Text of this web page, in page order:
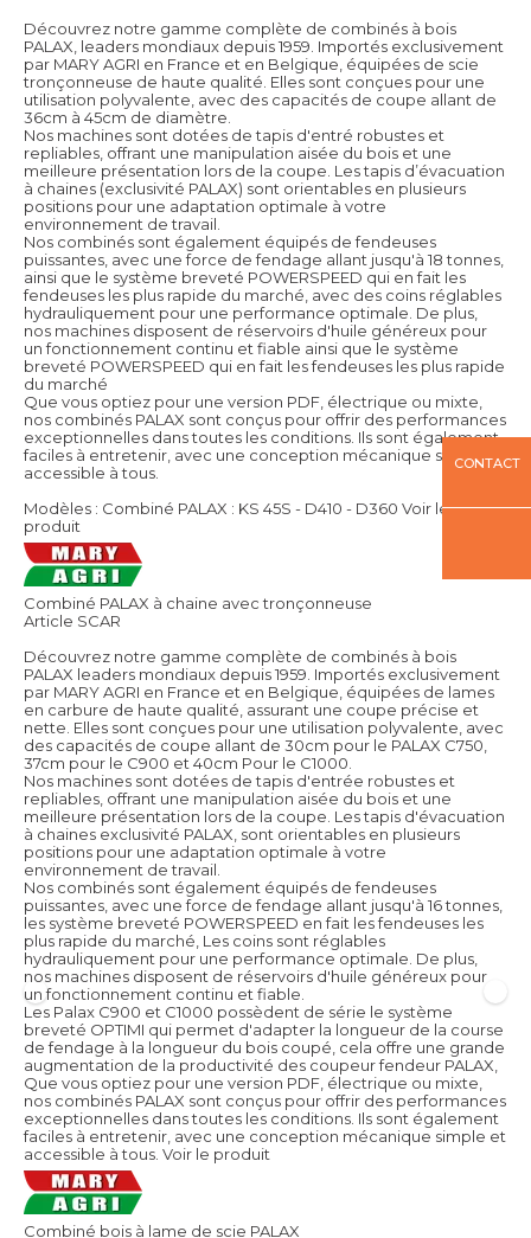
Découvrez notre gamme complète de combinés à bois
PALAX, leaders mondiaux depuis 1959. Importés exclusivement
par MARY AGRI en France et en Belgique, équipées de scie
tronçonneuse de haute qualité. Elles sont conçues pour une
utilisation polyvalente, avec des capacités de coupe allant de
36cm à 45cm de diamètre.
Nos machines sont dotées de tapis d'entré robustes et
repliables, offrant une manipulation aisée du bois et une
meilleure présentation lors de la coupe. Les tapis d’évacuation
à chaines (exclusivité PALAX) sont orientables en plusieurs
positions pour une adaptation optimale à votre
environnement de travail.
Nos combinés sont également équipés de fendeuses
puissantes, avec une force de fendage allant jusqu'à 18 tonnes,
ainsi que le système breveté POWERSPEED qui en fait les
fendeuses les plus rapide du marché, avec des coins réglables
hydrauliquement pour une performance optimale. De plus,
nos machines disposent de réservoirs d'huile généreux pour
un fonctionnement continu et fiable ainsi que le système
breveté POWERSPEED qui en fait les fendeuses les plus rapide
du marché
Que vous optiez pour une version PDF, électrique ou mixte,
nos combinés PALAX sont conçus pour offrir des performances
exceptionnelles dans toutes les conditions. Ils sont également
faciles à entretenir, avec une conception mécanique simple et
accessible à tous.
Modèles : Combiné PALAX : KS 45S - D410 - D360 Voir le
produit
Combiné PALAX à chaine avec tronçonneuse
Article SCAR
Découvrez notre gamme complète de combinés à bois
PALAX leaders mondiaux depuis 1959. Importés exclusivement
par MARY AGRI en France et en Belgique, équipées de lames
en carbure de haute qualité, assurant une coupe précise et
nette. Elles sont conçues pour une utilisation polyvalente, avec
des capacités de coupe allant de 30cm pour le PALAX C750,
37cm pour le C900 et 40cm Pour le C1000.
Nos machines sont dotées de tapis d'entrée robustes et
repliables, offrant une manipulation aisée du bois et une
meilleure présentation lors de la coupe. Les tapis d'évacuation
à chaines exclusivité PALAX, sont orientables en plusieurs
positions pour une adaptation optimale à votre
environnement de travail.
Nos combinés sont également équipés de fendeuses
puissantes, avec une force de fendage allant jusqu'à 16 tonnes,
les système breveté POWERSPEED en fait les fendeuses les
plus rapide du marché, Les coins sont réglables
hydrauliquement pour une performance optimale. De plus,
nos machines disposent de réservoirs d'huile généreux pour
un fonctionnement continu et fiable.
Les Palax C900 et C1000 possèdent de série le système
breveté OPTIMI qui permet d'adapter la longueur de la course
de fendage à la longueur du bois coupé, cela offre une grande
augmentation de la productivité des coupeur fendeur PALAX,
Que vous optiez pour une version PDF, électrique ou mixte,
nos combinés PALAX sont conçus pour offrir des performances
exceptionnelles dans toutes les conditions. Ils sont également
faciles à entretenir, avec une conception mécanique simple et
accessible à tous. Voir le produit
Combiné bois à lame de scie PALAX
CONTACT